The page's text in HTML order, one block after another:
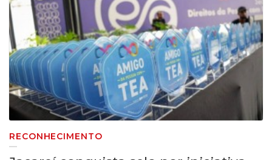
RECONHECIMENTO